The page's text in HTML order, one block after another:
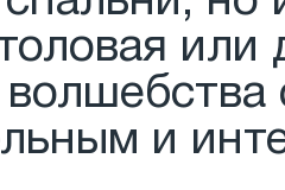
и